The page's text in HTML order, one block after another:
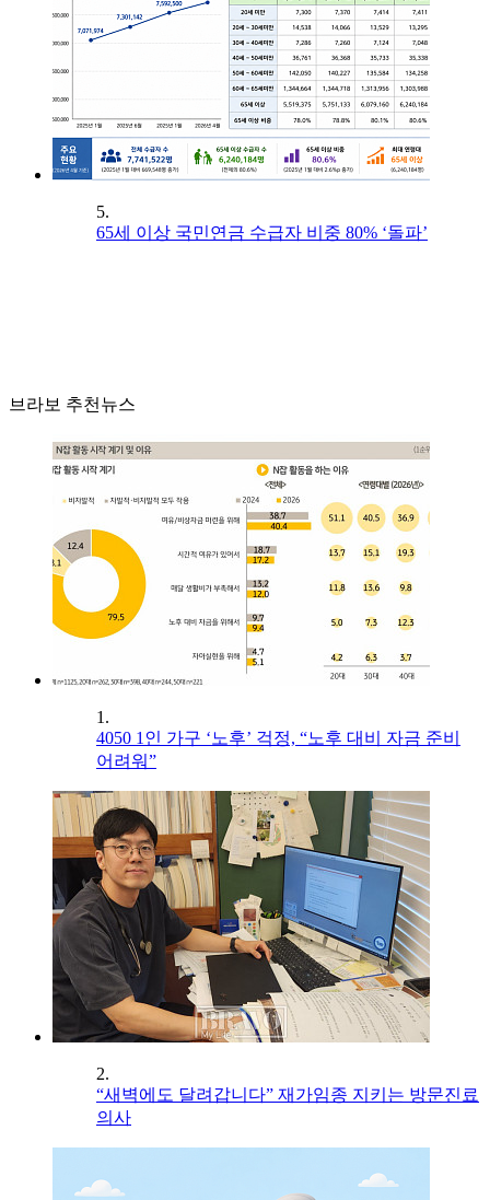
5.
65세 이상 국민연금 수급자 비중 80% ‘돌파’
브라보 추천뉴스
1.
4050 1인 가구 ‘노후’ 걱정, “노후 대비 자금 준비
어려워”
2.
“새벽에도 달려갑니다” 재가임종 지키는 방문진료
의사